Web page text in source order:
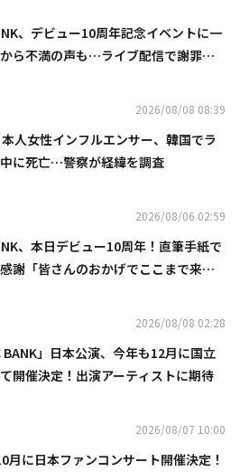
、デビュー10周年記念イベントに一
ら不満の声も…ライブ配信で謝罪
2026/08/08 08:39
人女性インフルエンサー、韓国でラ
に死亡…警察が経緯を調査
2026/08/06 02:59
、本日デビュー10周年！直筆手紙で
謝「皆さんのおかげでここまで来ら
2026/08/08 02:28
BANK」日本公演、今年も12月に国立
開催決定！出演アーティストに期待
2026/08/07 10:00
月に日本ファンコンサート開催決定！